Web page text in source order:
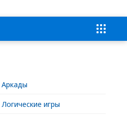
Аркады
Логические игры